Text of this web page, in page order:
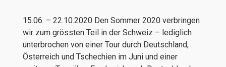
15.06. – 22.10.2020 Den Sommer 2020 verbringen
wir zum grössten Teil in der Schweiz – lediglich
unterbrochen von einer Tour durch Deutschland,
Österreich und Tschechien im Juni und einer